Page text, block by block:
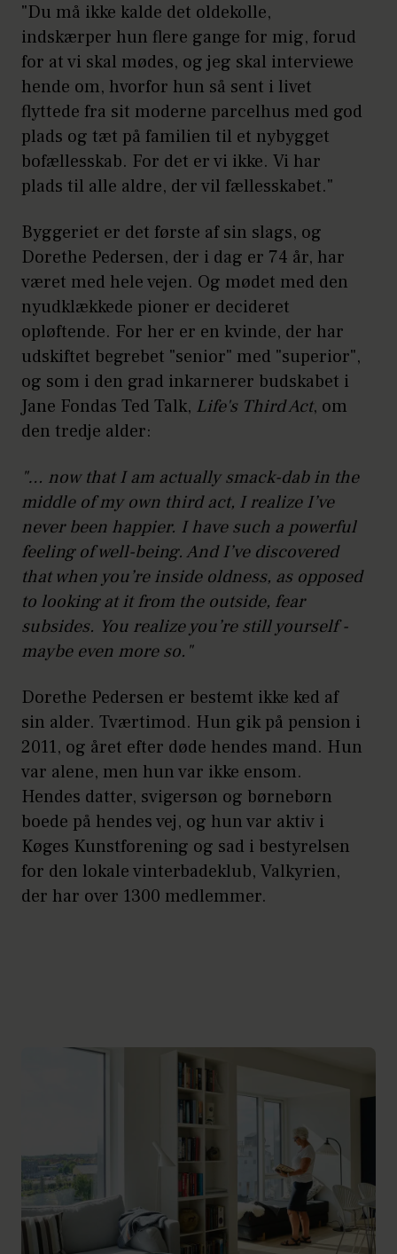
"Du må ikke kalde det oldekolle,
indskærper hun flere gange for mig, forud
for at vi skal mødes, og jeg skal interviewe
hende om, hvorfor hun så sent i livet
flyttede fra sit moderne parcelhus med god
plads og tæt på familien til et nybygget
bofællesskab. For det er vi ikke. Vi har
plads til alle aldre, der vil fællesskabet."
Byggeriet er det første af sin slags, og
Dorethe Pedersen, der i dag er 74 år, har
været med hele vejen. Og mødet med den
nyudklækkede pioner er decideret
opløftende. For her er en kvinde, der har
udskiftet begrebet "senior" med "superior",
og som i den grad inkarnerer budskabet i
Jane Fondas Ted Talk, Life's Third Act, om
den tredje alder:
"… now that I am actually smack-dab in the
middle of my own third act, I realize I’ve
never been happier. I have such a powerful
feeling of well-being. And I’ve discovered
that when you’re inside oldness, as opposed
to looking at it from the outside, fear
subsides. You realize you’re still yourself -
maybe even more so."
Dorethe Pedersen er bestemt ikke ked af
sin alder. Tværtimod. Hun gik på pension i
2011, og året efter døde hendes mand. Hun
var alene, men hun var ikke ensom.
Hendes datter, svigersøn og børnebørn
boede på hendes vej, og hun var aktiv i
Køges Kunstforening og sad i bestyrelsen
for den lokale vinterbadeklub, Valkyrien,
der har over 1300 medlemmer.